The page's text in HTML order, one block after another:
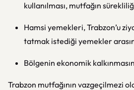
kullanılması, mutfağın
Hamsi yemekleri, Trabzon’u
tatmak istediği yemekler
Bölgenin ekonomik
Trabzon mutfağının vazgeçilmezi